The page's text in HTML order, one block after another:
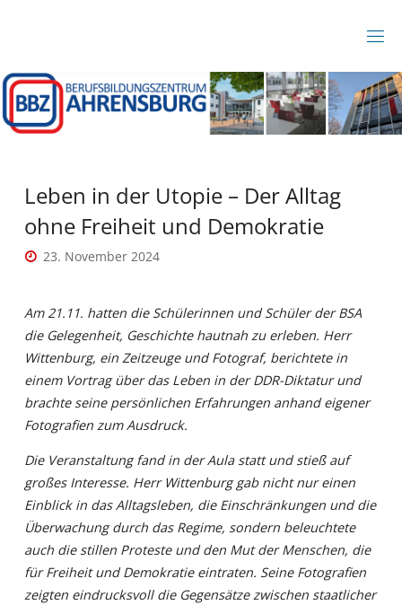
BZ
A
HR
B
R
Leben in der Utopie – Der Alltag
ohne Freiheit und Demokratie
23. November 2024
Am 21.11. hatten die Schülerinnen und Schüler der BSA
die Gelegenheit, Geschichte hautnah zu erleben. Herr
Wittenburg, ein Zeitzeuge und Fotograf, berichtete in
einem Vortrag über das Leben in der DDR-Diktatur und
brachte seine persönlichen Erfahrungen anhand eigener
Fotografien zum Ausdruck.
Die Veranstaltung fand in der Aula statt und stieß auf
großes Interesse. Herr Wittenburg gab nicht nur einen
Einblick in das Alltagsleben, die Einschränkungen und die
Überwachung durch das Regime, sondern beleuchtete
auch die stillen Proteste und den Mut der Menschen, die
für Freiheit und Demokratie eintraten. Seine Fotografien
zeigten eindrucksvoll die Gegensätze zwischen staatlicher